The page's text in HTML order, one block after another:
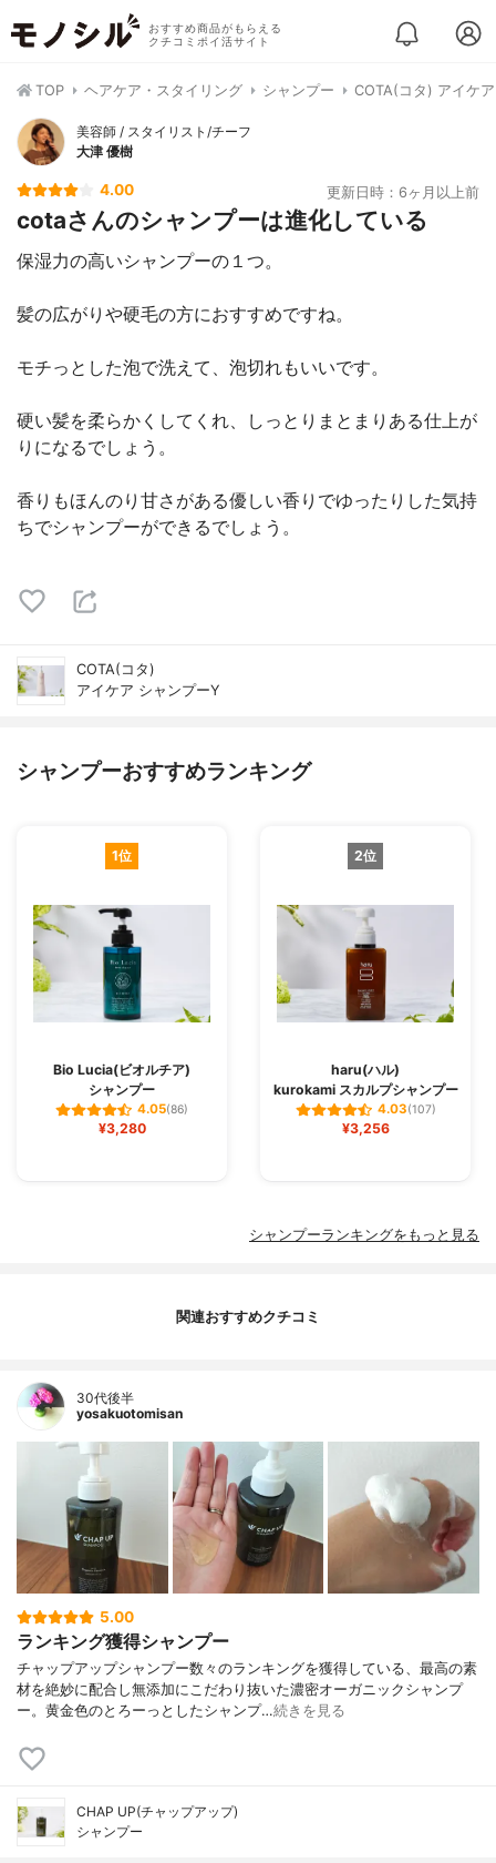
おすすめ商品がもらえる
クチコミポイ活サイト
TOP ヘアケア・スタイリング シャンプー COTA(コタ) アイケ
美容師 / スタイリスト/チーフ
大津 優樹
4.00 更新日時：6ヶ月以上前
cotaさんのシャンプーは進化している
保湿力の高いシャンプーの１つ。
髪の広がりや硬毛の方におすすめですね。
モチっとした泡で洗えて、泡切れもいいです。
硬い髪を柔らかくしてくれ、しっとりまとまりある仕上が
りになるでしょう。
香りもほんのり甘さがある優しい香りでゆったりした気持
ちでシャンプーができるでしょう。
COTA(コタ)
アイケア シャンプーY
シャンプーおすすめランキング
1位
Bio Lucia(ビオルチア)
シャンプー
4.05(86)
¥3,280
2位
haru(ハル)
kurokami スカルプシャンプー
4.03(107)
¥3,256
シャンプーランキングをもっと見る
関連おすすめクチコミ
30代後半
yosakuotomisan
5.00
ランキング獲得シャンプー
チャップアップシャンプー数々のランキングを獲得している、最高の素
材を絶妙に配合し無添加にこだわり抜いた濃密オーガニックシャンプ
ー。黄金色のとろーっとしたシャンプ…続きを見る
CHAP UP(チャップアップ)
シャンプー